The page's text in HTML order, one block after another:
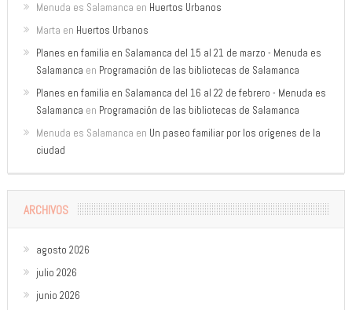
Menuda es Salamanca en Huertos Urbanos
Marta en Huertos Urbanos
Planes en familia en Salamanca del 15 al 21 de marzo - Menuda es
Salamanca en Programación de las bibliotecas de Salamanca
Planes en familia en Salamanca del 16 al 22 de febrero - Menuda es
Salamanca en Programación de las bibliotecas de Salamanca
Menuda es Salamanca en Un paseo familiar por los orígenes de la
ciudad
ARCHIVOS
agosto 2026
julio 2026
junio 2026